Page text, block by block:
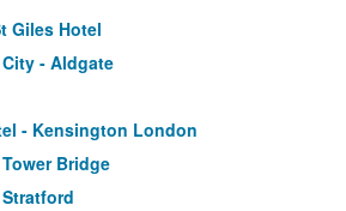
Giles Hotel
- Aldgate
- Kensington London
Bridge